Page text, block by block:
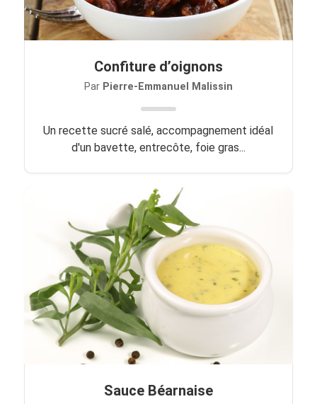
Confiture d’oignons
Par Pierre-Emmanuel Malissin
Un recette sucré salé, accompagnement idéal
d'un bavette, entrecôte, foie gras...
Sauce Béarnaise